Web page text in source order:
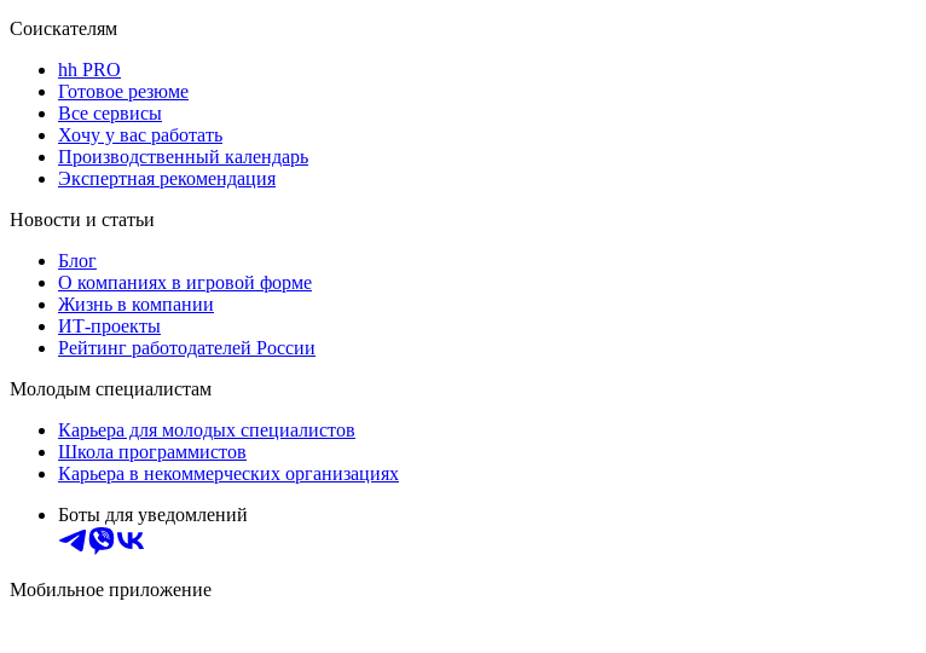
Соискателям
hh PRO
Готовое резюме
Все сервисы
Хочу у вас работать
Производственный календарь
Экспертная рекомендация
Новости и статьи
Блог
О компаниях в игровой форме
Жизнь в компании
ИТ-проекты
Рейтинг работодателей России
Молодым специалистам
Карьера для молодых специалистов
Школа программистов
Карьера в некоммерческих организациях
Боты для уведомлений
Мобильное приложение